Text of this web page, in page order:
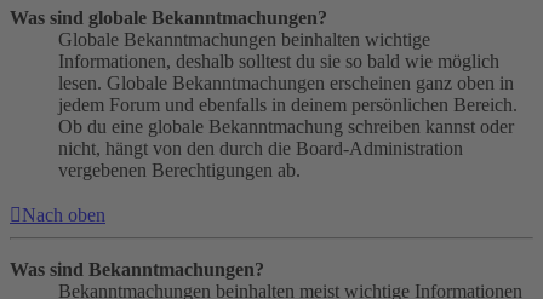
Was sind globale Bekanntmachungen?
Globale Bekanntmachungen beinhalten wichtige
Informationen, deshalb solltest du sie so bald wie möglich
lesen. Globale Bekanntmachungen erscheinen ganz oben in
jedem Forum und ebenfalls in deinem persönlichen Bereich.
Ob du eine globale Bekanntmachung schreiben kannst oder
nicht, hängt von den durch die Board-Administration
vergebenen Berechtigungen ab.
Nach oben
Was sind Bekanntmachungen?
Bekanntmachungen beinhalten meist wichtige Informationen